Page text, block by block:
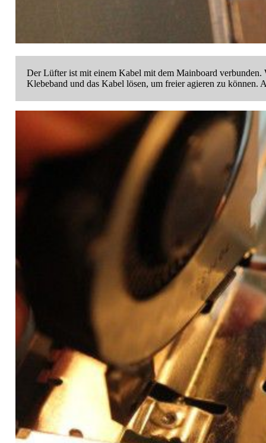
Der Lüfter ist mit einem Kabel mit dem Mainboard
Klebeband und das Kabel lösen, um freier agieren zu